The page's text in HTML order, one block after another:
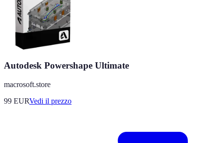
Autodesk Powershape Ultimate
macrosoft.store
99 EURVedi il prezzo